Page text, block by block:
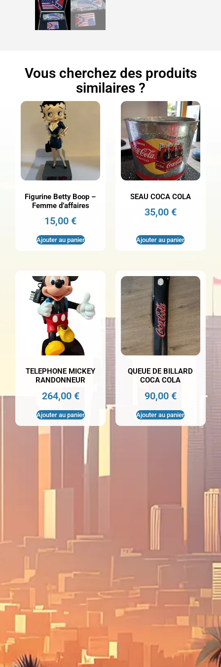
Vous cherchez des produits
similaires ?
Figurine Betty Boop –
Femme d’affaires
15,00€
Ajouter au panier
SEAU COCA COLA
35,00 €
Ajouter au panier
TELEPHONE MICKEY
RANDONNEUR
264,00 €
Ajouter au panier
QUEUE DE BILLARD
COCA COLA
90,00 €
Ajouter au panier